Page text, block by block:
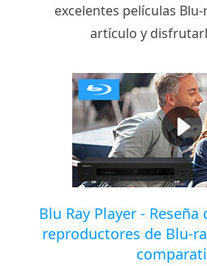
excelentes películas
artículo y
Blu Ray Player -
reproductores de Blu-